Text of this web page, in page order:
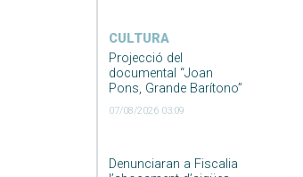
CULTURA
Projecció del
documental “Joan
Pons, Grande Barítono”
07/08/2026 03:09
Denunciaran a Fiscalia